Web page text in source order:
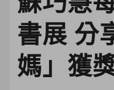
書展 分
媽」獲